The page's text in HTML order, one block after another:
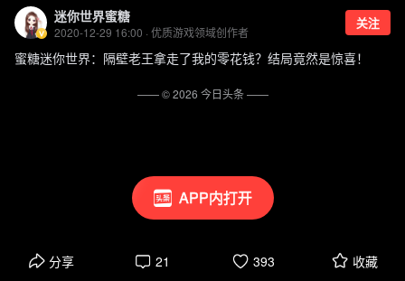
APP内打开
迷你世界蜜糖
2020-12-29 16:00 · 优质游戏领域创作者
关注
蜜糖迷你世界：隔壁老王拿走了我的零花钱？结局竟然是惊喜！
分享 21 393 收藏
—— ©2026 今日头条——